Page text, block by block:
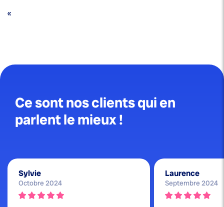
«
Ce sont nos clients qui en
parlent le mieux !
Sylvie
Octobre 2024
Laurence
Septembre 2024